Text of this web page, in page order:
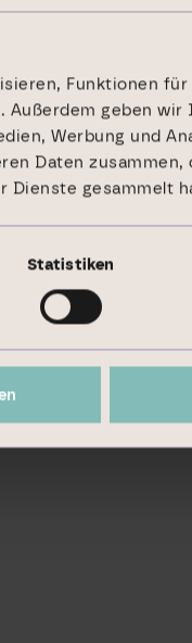
Funktionen
Außerdem geben
Werbung und
Daten zusammen,
Dienste gesammelt
Statistiken
Hier
Services